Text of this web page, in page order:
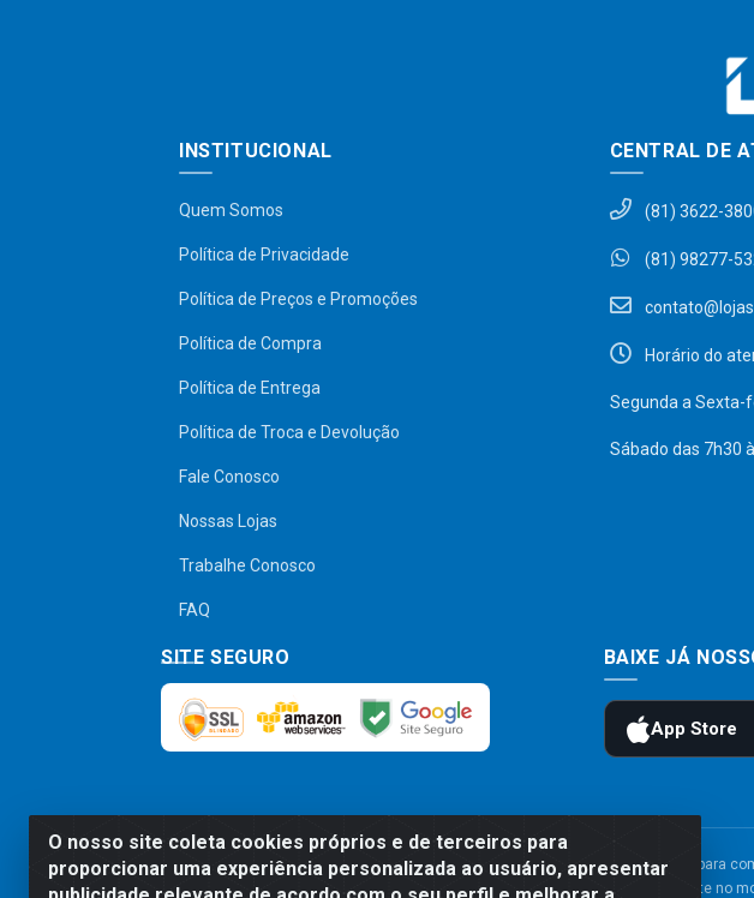
O nosso site coleta cookies próprios e de terceiros para
proporcionar uma experiência personalizada ao usuário, apresentar
INSTITUCIONAL
Quem Somos
Política de Privacidade
Política de Preços e Promoções
Política de Compra
Política de Entrega
Política de Troca e Devolução
Fale Conosco
Nossas Lojas
Trabalhe Conosco
FAQ
CENTRAL DE
(81) 3622-
(81) 98277-
Horário do
Segunda a Sexta-
Sábado das 7h30
SITE SEGURO BAIXE JÁ
Preços, promoções, condições de pagamento e frete são válidos para
será válido o preço que for exibido no carrinho de compras do site no